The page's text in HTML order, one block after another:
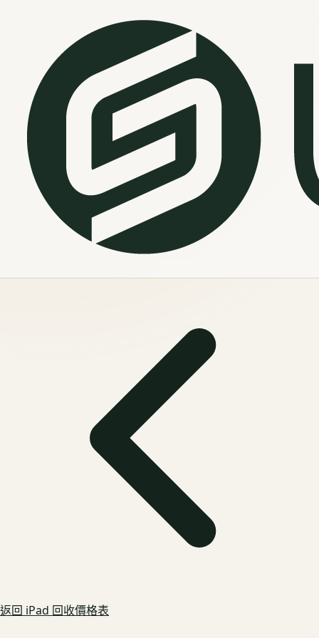
返回 iPad 回收價格表